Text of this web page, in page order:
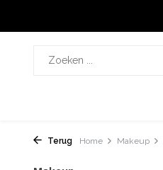
Terug Home Makeup